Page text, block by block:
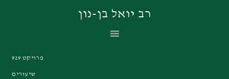
רב יואל בן-נון
פרויקט 929
שיעורים